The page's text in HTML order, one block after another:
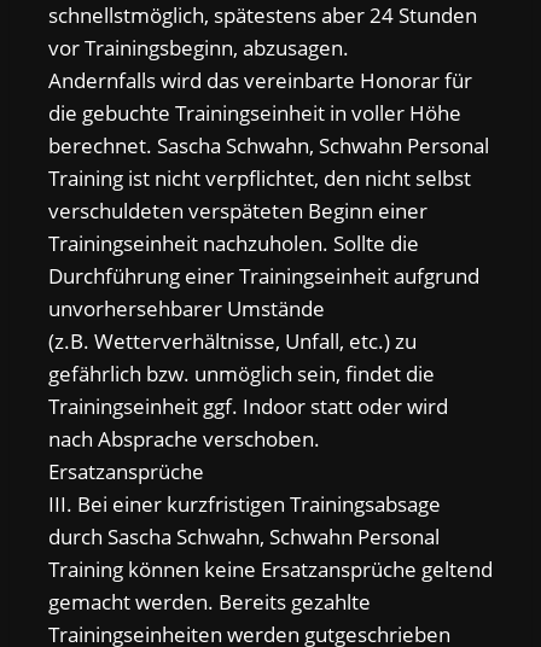
schnellstmöglich, spätestens aber 24 Stunden
vor Trainingsbeginn, abzusagen.
Andernfalls wird das vereinbarte Honorar für
die gebuchte Trainingseinheit in voller Höhe
berechnet. Sascha Schwahn, Schwahn Personal
Training ist nicht verpflichtet, den nicht selbst
verschuldeten verspäteten Beginn einer
Trainingseinheit nachzuholen. Sollte die
Durchführung einer Trainingseinheit aufgrund
unvorhersehbarer Umstände
(z.B. Wetterverhältnisse, Unfall, etc.) zu
gefährlich bzw. unmöglich sein, findet die
Trainingseinheit ggf. Indoor statt oder wird
nach Absprache verschoben.
Ersatzansprüche
III. Bei einer kurzfristigen Trainingsabsage
durch Sascha Schwahn, Schwahn Personal
Training können keine Ersatzansprüche geltend
gemacht werden. Bereits gezahlte
Trainingseinheiten werden gutgeschrieben